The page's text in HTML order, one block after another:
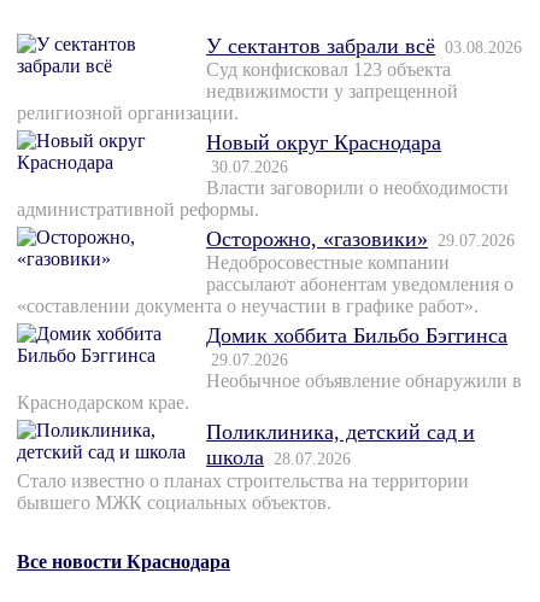
У сектантов забрали всё 03.08.2026
Суд конфисковал 123 объекта
недвижимости у запрещенной
религиозной организации.
Новый округ Краснодара
30.07.2026
Власти заговорили о необходимости
административной реформы.
Осторожно, «газовики» 29.07.2026
Недобросовестные компании
рассылают абонентам уведомления о
«составлении документа о неучастии в графике работ».
Домик хоббита Бильбо Бэггинса
29.07.2026
Необычное объявление обнаружили в
Краснодарском крае.
Поликлиника, детский сад и
школа 28.07.2026
Стало известно о планах строительства на территории
бывшего МЖК социальных объектов.
Все новости Краснодара